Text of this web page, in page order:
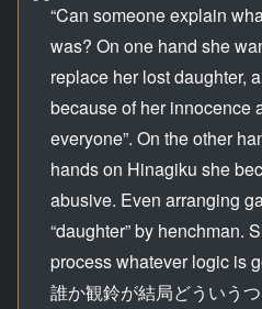
“Can someone explain
was? On one hand she
replace her lost daughter,
because of her innocence
everyone”. On the other
hands on Hinagiku she
abusive. Even arranging
“daughter” by henchman.
process whatever logic is
誰か観鈴が結局どういう